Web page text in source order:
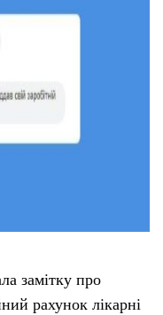
замітку про
рахунок лікарні